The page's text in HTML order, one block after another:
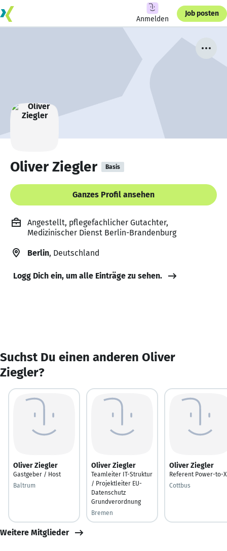
Anmelden
Job posten
Oliver Ziegler Basis
Ganzes Profil ansehen
Angestellt, pflegefachlicher Gutachter,
Medizinischer Dienst Berlin-Brandenburg
Berlin, Deutschland
Logg Dich ein, um alle Einträge zu sehen.
Suchst Du einen anderen Oliver
Ziegler?
Oliver Ziegler
Gastgeber / Host
Baltrum
Oliver Ziegler
Teamleiter IT-Struktur
/ Projektleiter EU-
Datenschutz
Grundverordnung
Bremen
Oliver Ziegler
Referent Power-to-X
Cottbus
Weitere Mitglieder